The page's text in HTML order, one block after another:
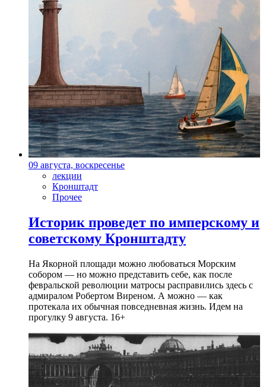
09 августа, воскресенье
лекции
Кронштадт
Прочее
Историк проведет по имперскому и
советскому Кронштадту
На Якорной площади можно любоваться Морским
собором — но можно представить себе, как после
февральской революции матросы расправились здесь с
адмиралом Робертом Виреном. А можно — как
протекала их обычная повседневная жизнь. Идем на
прогулку 9 августа. 16+